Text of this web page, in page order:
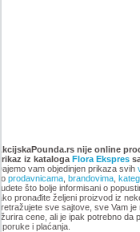
rasprodaja leto 2018
-istekla akcija-
nije online
iz kataloga Flora Ekspres
vam objedinjen prikaza svih
prodavnicama, brandovima,
što bolje informisani o
pronađite željeni proizvod iz
sve sajtove, sve Vam
cene, ali je ipak potrebno da
i plaćanja.